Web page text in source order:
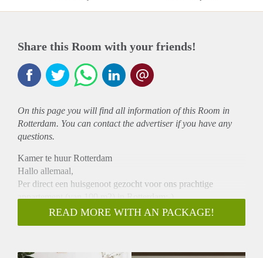
Share this Room with your friends!
On this page you will find all information of this Room in
Rotterdam. You can contact the advertiser if you have any
questions.
Kamer te huur Rotterdam
Hallo allemaal,
Per direct een huisgenoot gezocht voor ons prachtige
appartement (van 100 m2) in Rotterdam:-)
Omschrijving
Reeds opgeknapt en zeer licht appartement wat zich bevindt
READ MORE WITH AN PACKAGE!